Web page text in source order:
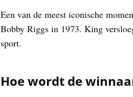
Een van de meest iconische
Bobby Riggs in 1973. King
sport.
Hoe wordt de